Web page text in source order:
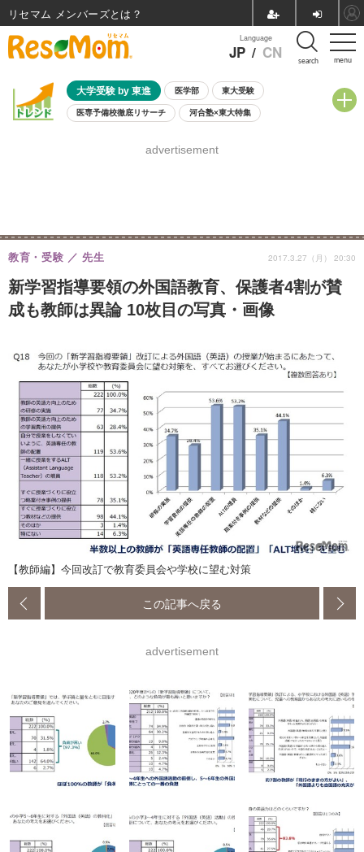
menu
Language
JP / CN search
大学受験 by 東進 医学部 東大受験
医専予備校徹底リサーチ 河合塾×東大特集
8月開催学校説明会・相談会
advertisement
新学習指導要領の外国語教育、保護者4割が賛
成も教師は異論 10枚目の写真・画像
教育・受験 先生 2017.3.27（月） 20:30
【教師編】今回改訂で教育委員会や学校に望む対策
この記事へ戻る
advertisement
リセマム メンバーズ